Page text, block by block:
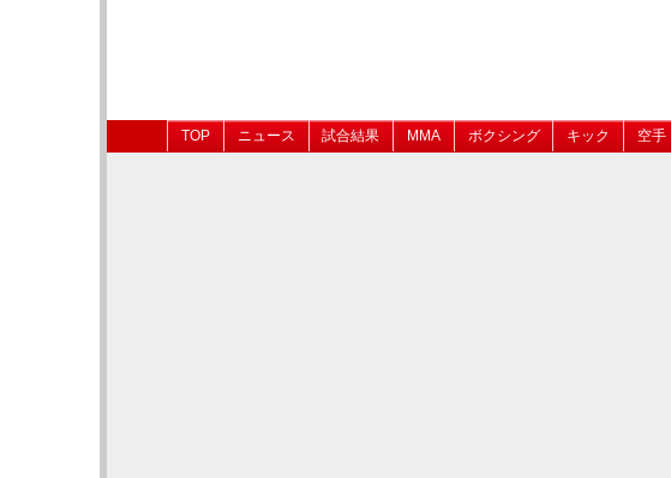
TOP ニュース 試合結果 MMA ボクシング キック 空手